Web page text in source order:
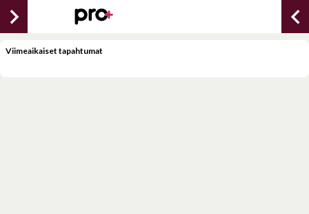
chevron_right chevron_left
Viimeaikaiset tapahtumat